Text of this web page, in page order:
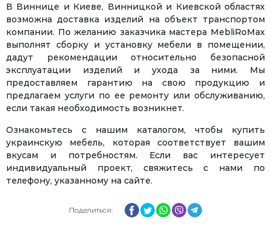
В Виннице и Киеве, Винницкой и Киевской областях
возможна доставка изделий на объект транспортом
компании. По желанию заказчика мастера MebliRoMax
выполнят сборку и установку мебели в помещении,
дадут рекомендации относительно безопасной
эксплуатации изделий и ухода за ними. Мы
предоставляем гарантию на свою продукцию и
предлагаем услуги по ее ремонту или обслуживанию,
если такая необходимость возникнет.
Ознакомьтесь с нашим каталогом, чтобы купить
украинскую мебель, которая соответствует вашим
вкусам и потребностям. Если вас интересует
индивидуальный проект, свяжитесь с нами по
телефону, указанному на сайте.
Поделиться: Facebook
TwitterWhatsApp
Viber